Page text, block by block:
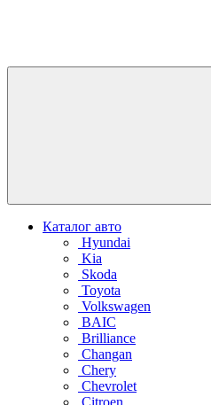
Каталог авто
Hyundai
Kia
Skoda
Toyota
Volkswagen
BAIC
Brilliance
Changan
Chery
Chevrolet
Citroen